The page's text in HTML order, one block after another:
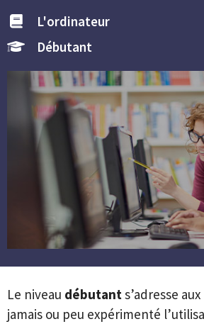
L'ordinateur
Débutant
Le niveau débutants’adresse
jamais ou peu expérimenté